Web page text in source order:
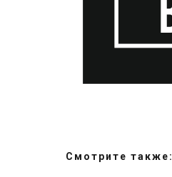
Смотрите также: